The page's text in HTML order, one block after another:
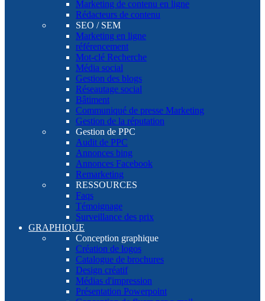
Marketing de contenu en ligne
Rédacteurs de contenu
SEO / SEM
Marketing en ligne
référencement
Mot-clé Recherche
Média social
Gestion des blogs
Réseautage social
Bâtiment
Communiqué de presse Marketing
Gestion de la réputation
Gestion de PPC
Audit de PPC
Annonces bing
Annonces Facebook
Remarketing
RESSOURCES
Faqs
Témoignage
Surveillance des prix
GRAPHIQUE
Conception graphique
Création de logos
Catalogue de brochures
Design créatif
Médias d'impression
Présentation Powerpoint